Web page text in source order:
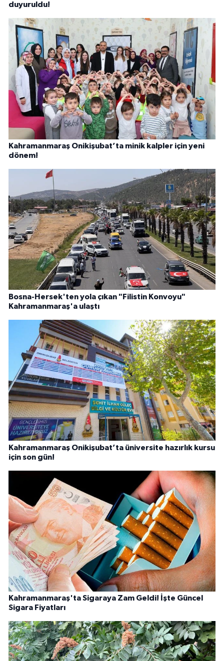
duyuruldu!
Kahramanmaraş Onikişubat’ta minik kalpler için yeni
dönem!
Bosna-Hersek'ten yola çıkan "Filistin Konvoyu"
Kahramanmaraş'a ulaştı
Kahramanmaraş Onikişubat’ta üniversite hazırlık kursu
için son gün!
Kahramanmaraş'ta Sigaraya Zam Geldi! İşte Güncel
Sigara Fiyatları